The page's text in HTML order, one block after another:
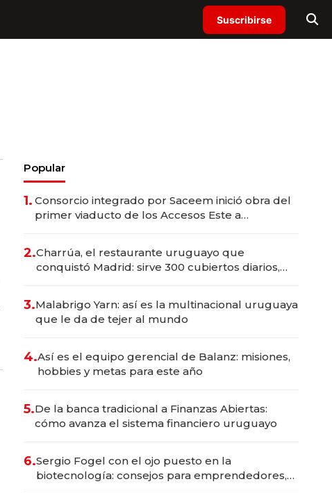
Suscribirse
Popular
1. Consorcio integrado por Saceem inició obra del
primer viaducto de los Accesos Este a
2.Charrúa, el restaurante uruguayo que
conquistó Madrid: sirve 300 cubiertos diarios,
3.Malabrigo Yarn: así es la multinacional uruguaya
que le da de tejer al mundo
4.Así es el equipo gerencial de Balanz: misiones,
hobbies y metas para este año
5.De la banca tradicional a Finanzas Abiertas:
cómo avanza el sistema financiero uruguayo
6.Sergio Fogel con el ojo puesto en la
biotecnología: consejos para emprendedores,